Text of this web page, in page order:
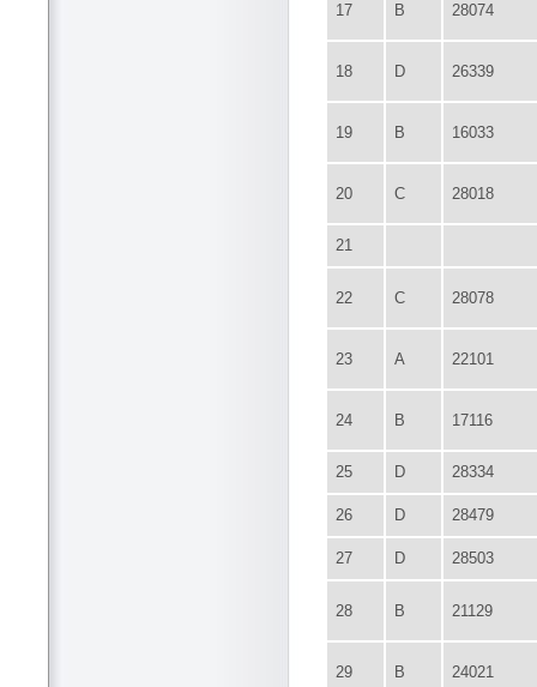
17 B 28074
18 D 26339
19 B 16033
20 C 28018
21
22 C 28078
23 A 22101
24 B 17116
25 D 28334
26 D 28479
27 D 28503
28 B 21129
29 B 24021